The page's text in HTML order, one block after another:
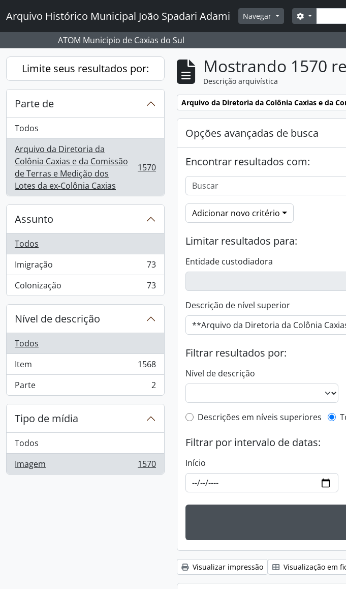
Arquivo Histórico Municipal João Spadari Adami Navegar Buscar
Opções de
ATOM Municipio de Caxias do Sul
Limite seus resultados por:
Parte de
Todos
Arquivo da Diretoria da
Colônia Caxias e da Comissão
de Terras e Medição dos
Lotes da ex-Colônia Caxias
, 1570 resultados 1570
Assunto
Todos
Imigração
, 73 resultados
73
Colonização
, 73 resultados 73
Nível de descrição
Todos
Item
, 1568 resultados
1568
Parte
, 2 resultados 2
Tipo de mídia
Todos
Imagem
, 1570 resultados 1570
Mostrando 1570
Descrição arquivística
Remover filtro:
Arquivo da Diretoria da Colônia Caxias e da
Opções avançadas de busca
Encontrar resultados com:
Adicionar novo critério
Limitar resultados para:
Entidade custodiadora
Descrição de nível superior
Filtrar resultados por:
Nível de descrição
Filtro de descrição de nível
Descrições em níveis superiores
Filtrar por intervalo de datas:
Início
Visualizar impressão Visualização em